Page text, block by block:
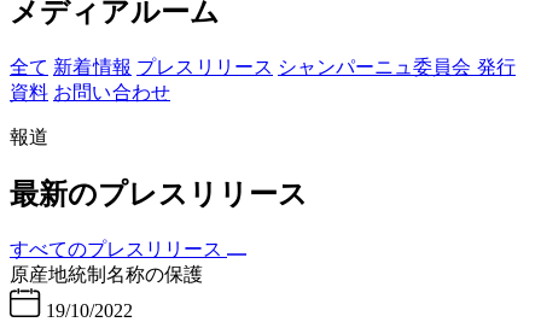
メディアルーム
全て 新着 情報 プレス リリース シャンパーニュ委員会 発行
資料 お問い 合わせ
報道
最新のプレスリリース
すべてのプレスリリース
原産地統制名称の保護
19/10/2022